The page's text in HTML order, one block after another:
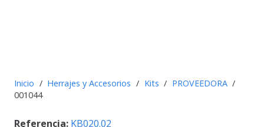
Inicio / Herrajes y Accesorios / Kits / PROVEEDORA /
001044
Referencia: KB020.02